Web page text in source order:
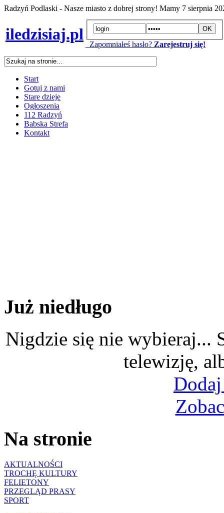
Radzyń Podlaski - Nasze miasto z dobrej strony! Mamy 7 sierpnia
iledzisiaj.pl
Zapomniałeś hasło? Zarejestruj się!
Start
Gotuj z nami
Stare dzieje
Ogłoszenia
112 Radzyń
Babska Strefa
Kontakt
Już niedługo
Nigdzie się nie wybieraj...
telewizję,
Na stronie
AKTUALNOŚCI
TROCHĘ KULTURY
FELIETONY
PRZEGLĄD PRASY
SPORT